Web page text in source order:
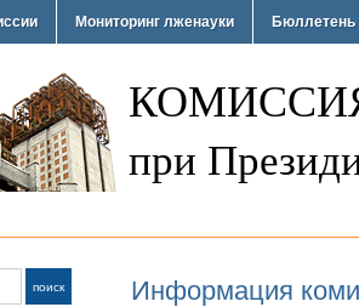
Мониторинг лженауки Бюллетень
при
поиск Информация